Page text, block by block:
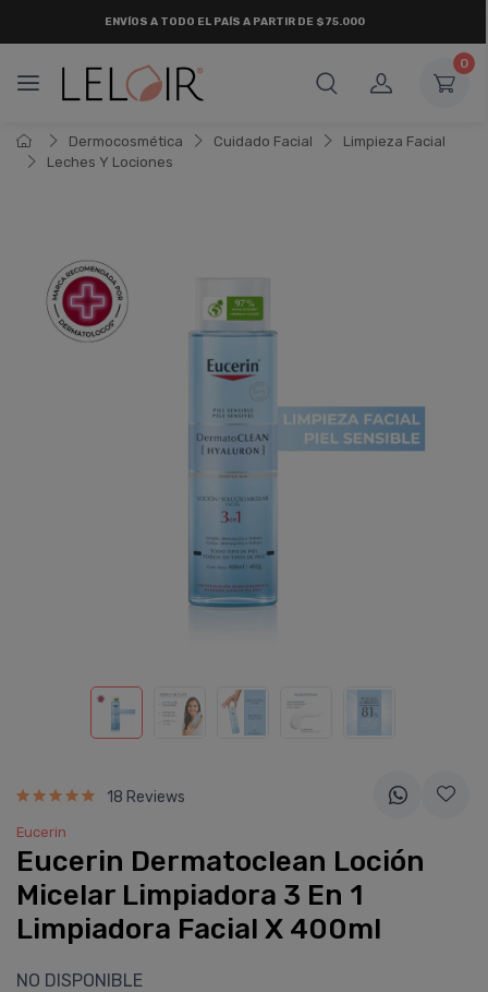
ENVÍOS A TODO EL PAÍS A PARTIR DE $75.000
0
Dermocosmética Cuidado Facial
Limpieza Facial
Leches Y Lociones
18 Reviews
Eucerin
Eucerin Dermatoclean Loción
Micelar Limpiadora 3 En 1
Limpiadora Facial X 400ml
NO DISPONIBLE